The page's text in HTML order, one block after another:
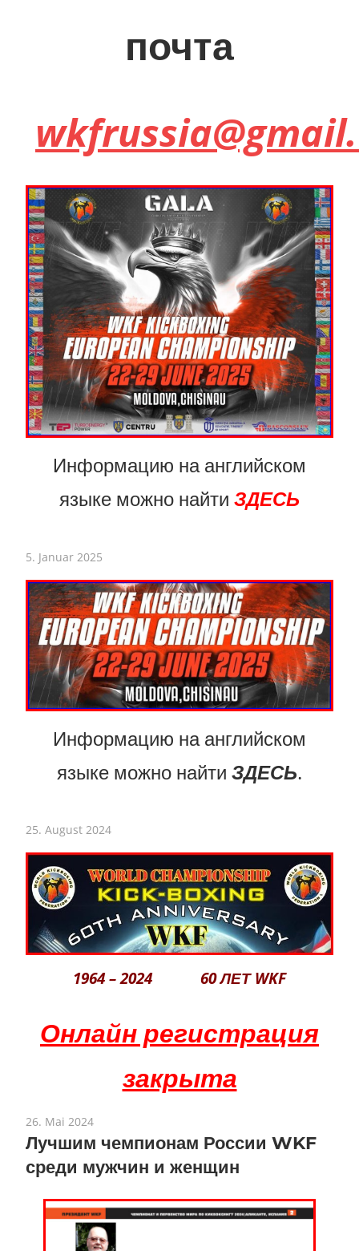
почта
Информацию на английском
языке можно найти ЗДЕСЬ
5. Januar 2025
Информацию на английском
языке можно найти ЗДЕСЬ.
25. August 2024
1964 – 2024 60 ЛЕТ WKF
Онлайн регистрация
закрыта
26. Mai 2024
Лучшим чемпионам России WKF
среди мужчин и женщин